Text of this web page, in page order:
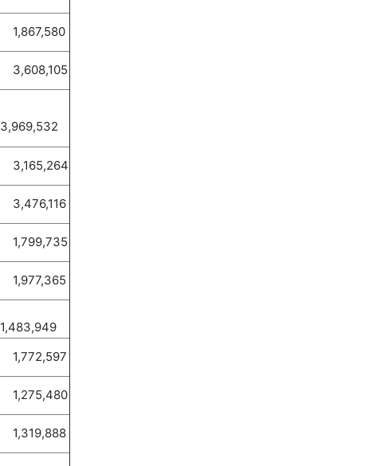
1,867,580
3,608,105
3,969,532
3,165,264
3,476,116
1,799,735
1,977,365
1,483,949
1,772,597
1,275,480
1,319,888